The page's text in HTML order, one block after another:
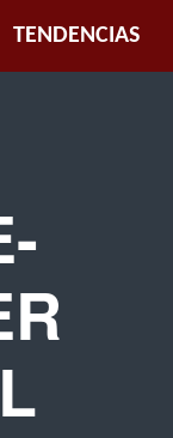
TENDENCIAS